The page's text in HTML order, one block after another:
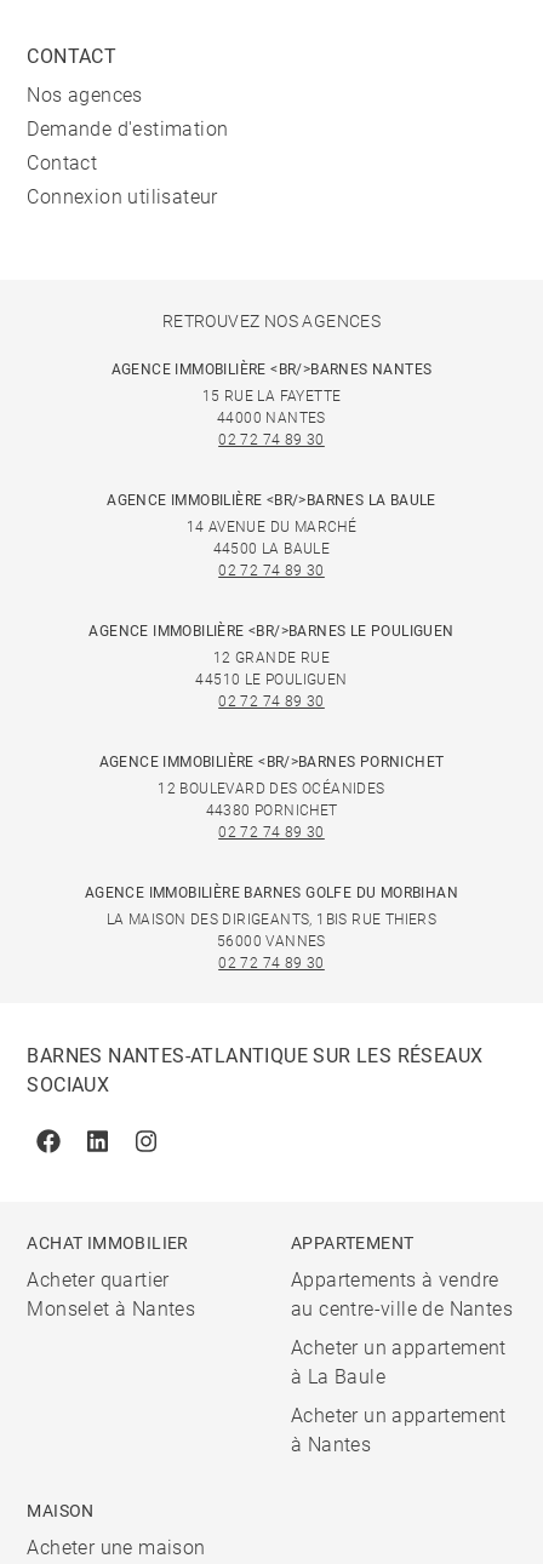
CONTACT
Nos agences
Demande d'estimation
Contact
Connexion utilisateur
RETROUVEZ NOS AGENCES
AGENCE IMMOBILIÈRE <BR/>BARNES NANTES
15 RUE LA FAYETTE
44000 NANTES
02 72 74 89 30
AGENCE IMMOBILIÈRE <BR/>BARNES LA BAULE
14 AVENUE DU MARCHÉ
44500 LA BAULE
02 72 74 89 30
AGENCE IMMOBILIÈRE <BR/>BARNES LE POULIGUEN
12 GRANDE RUE
44510 LE POULIGUEN
02 72 74 89 30
AGENCE IMMOBILIÈRE <BR/>BARNES PORNICHET
12 BOULEVARD DES OCÉANIDES
44380 PORNICHET
02 72 74 89 30
AGENCE IMMOBILIÈRE BARNES GOLFE DU MORBIHAN
LA MAISON DES DIRIGEANTS, 1BIS RUE THIERS
56000 VANNES
02 72 74 89 30
BARNES NANTES-ATLANTIQUE SUR LES RÉSEAUX
SOCIAUX
FacebookLinkedinInstagram
ACHAT IMMOBILIER
Acheter quartier
Monselet à Nantes
APPARTEMENT
Appartements à vendre
au centre-ville de Nantes
Acheter un appartement
à La Baule
Acheter un appartement
à Nantes
MAISON
Acheter une maison